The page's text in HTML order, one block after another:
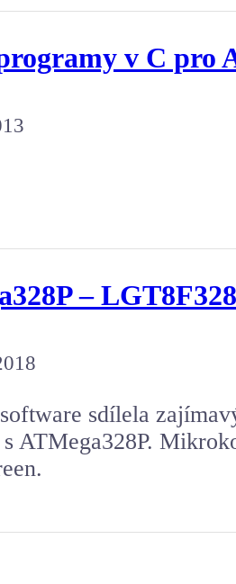
v C pro
–
sdílela
ATMega328P.